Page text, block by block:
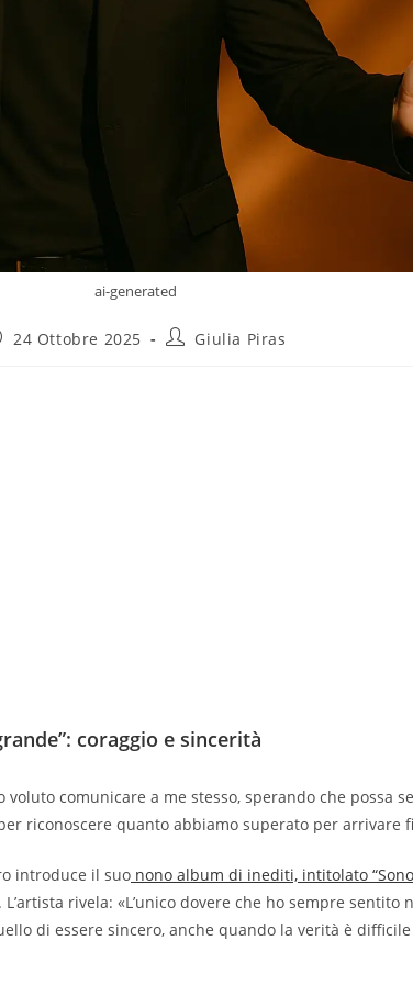
ai-generated
24 Ottobre 2025 Giulia Piras
coraggio e sincerità
comunicare a me stesso, sperando che possa
riconoscere quanto abbiamo superato per arrivare
introduce il suo nono album di inediti, intitolato
rivela: «L’unico dovere che ho sempre sentito
di essere sincero, anche quando la verità è